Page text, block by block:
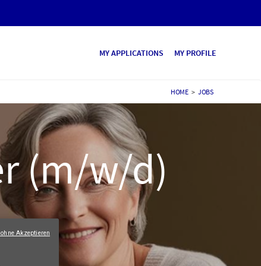
MY APPLICATIONS MY PROFILE
HOME > JOBS
(m/w/d)
Akzeptieren